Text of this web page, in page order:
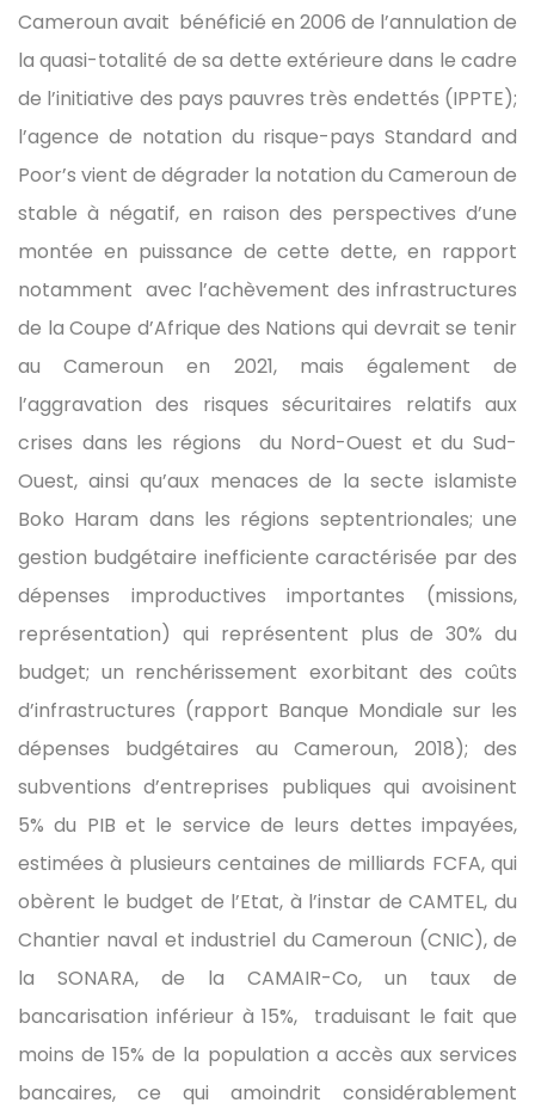
Cameroun avait bénéficié en 2006 de l’annulation de
la quasi-totalité de sa dette extérieure dans le cadre
de l’initiative des pays pauvres très endettés (IPPTE);
l’agence de notation du risque-pays Standard and
Poor’s vient de dégrader la notation du Cameroun de
stable à négatif, en raison des perspectives d’une
montée en puissance de cette dette, en rapport
notamment avec l’achèvement des infrastructures
de la Coupe d’Afrique des Nations qui devrait se tenir
au Cameroun en 2021, mais également de
l’aggravation des risques sécuritaires relatifs aux
crises dans les régions du Nord-Ouest et du Sud-
Ouest, ainsi qu’aux menaces de la secte islamiste
Boko Haram dans les régions septentrionales; une
gestion budgétaire inefficiente caractérisée par des
dépenses improductives importantes (missions,
représentation) qui représentent plus de 30% du
budget; un renchérissement exorbitant des coûts
d’infrastructures (rapport Banque Mondiale sur les
dépenses budgétaires au Cameroun, 2018); des
subventions d’entreprises publiques qui avoisinent
5% du PIB et le service de leurs dettes impayées,
estimées à plusieurs centaines de milliards FCFA, qui
obèrent le budget de l’Etat, à l’instar de CAMTEL, du
Chantier naval et industriel du Cameroun (CNIC), de
la SONARA, de la CAMAIR-Co, un taux de
bancarisation inférieur à 15%, traduisant le fait que
moins de 15% de la population a accès aux services
bancaires, ce qui amoindrit considérablement